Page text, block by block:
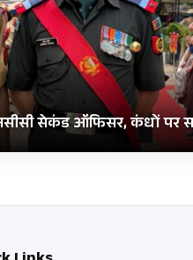
सेकंड ऑफिसर, कंधों पर